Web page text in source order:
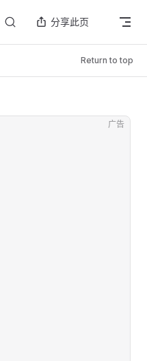
分享此页
Return to top
广告